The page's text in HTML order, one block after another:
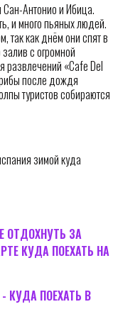
Антонио и Ибица.
и много пьяных людей.
так как днём они спят в
с огромной
развлечений «Cafe Del
после дождя
туристов собираются
зимой куда
ОТДОХНУТЬ ЗА
КУДА ПОЕХАТЬ НА
КУДА ПОЕХАТЬ В